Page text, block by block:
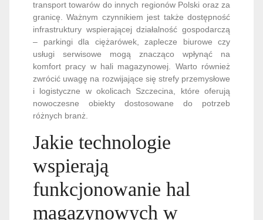
transport towarów do innych regionów Polski oraz za
granicę. Ważnym czynnikiem jest także dostępność
infrastruktury wspierającej działalność gospodarczą
– parkingi dla ciężarówek, zaplecze biurowe czy
usługi serwisowe mogą znacząco wpłynąć na
komfort pracy w hali magazynowej. Warto również
zwrócić uwagę na rozwijające się strefy przemysłowe
i logistyczne w okolicach Szczecina, które oferują
nowoczesne obiekty dostosowane do potrzeb
różnych branż.
Jakie technologie
wspierają
funkcjonowanie hal
magazynowych w